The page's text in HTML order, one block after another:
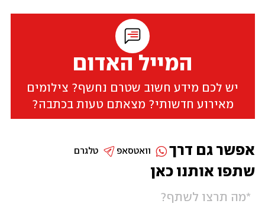
המייל האדום
יש לכם מידע חשוב שטרם נחשף? צילומים
מאירוע חדשותי? מצאתם טעות בכתבה?
שתפו אותנו כאן
אפשר גם דרך טלגרם וואטסאפ